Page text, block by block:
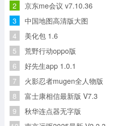
2 京东me会议 v7.10.36
3 中国地图高清版大图
4 美化包 1.6
5 荒野行动oppo版
6 好先生app 1.0.1
7 火影忍者mugen全人物版
8 富士康相信最新版 V7.3
9 秋华连点器无字版